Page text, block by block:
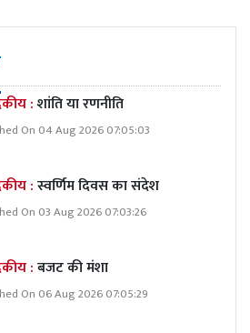
:शांति या रणनीति
On 04 Aug 2026 07:05:03
:स्वर्णिम दिवस का संदेश
On 03 Aug 2026 07:03:26
:बजट की मंशा
On 06 Aug 2026 07:05:29